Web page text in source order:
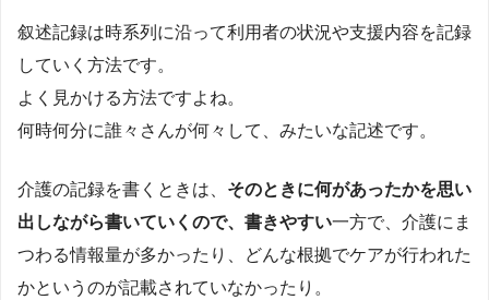
叙述記録は時系列に沿って利用者の状況や支援内容を記録
していく方法です。
よく見かける方法ですよね。
何時何分に誰々さんが何々して、みたいな記述です。
介護の記録を書くときは、 そのときに何があったかを思い
出しながら書いていくので、書きやすい一方で、介護にま
つわる情報量が多かったり、どんな根拠でケアが行われた
かというのが記載されていなかったり。